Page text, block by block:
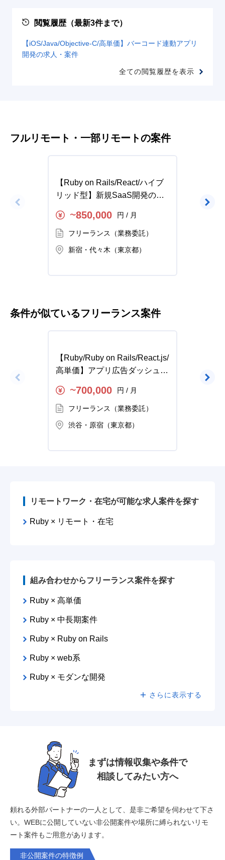
閲覧履歴（最新3件まで）
【iOS/Java/Objective-C/高単価】バーコード連動アプリ
開発の求人・案件
全ての閲覧履歴を表示
フルリモート・一部リモートの案件
【Ruby on Rails/React/ハイブ
リッド型】新規SaaS開発の求
〜850,000 円 / 月
フリーランス（業務委託）
新宿・代々木（東京都）
アプ
条件が似ているフリーランス案件
【Ruby/Ruby on Rails/React.js/
高単価】アプリ広告ダッシュボ
件
〜700,000 円 / 月
フリーランス（業務委託）
渋谷・原宿（東京都）
の求
リモートワーク・在宅が可能な求人案件を探す
Ruby × リモート・在宅
組み合わせからフリーランス案件を探す
Ruby × 高単価
Ruby × 中長期案件
Ruby × Ruby on Rails
Ruby × web系
Ruby × モダンな開発
さらに表示する
まずは情報収集や条件で
相談してみたい方へ
頼れる外部パートナーの一人として、是非ご希望を伺わせて下さ
い。 WEBに公開していない非公開案件や場所に縛られないリモ
ート案件もご用意があります。
非公開案件の特徴例